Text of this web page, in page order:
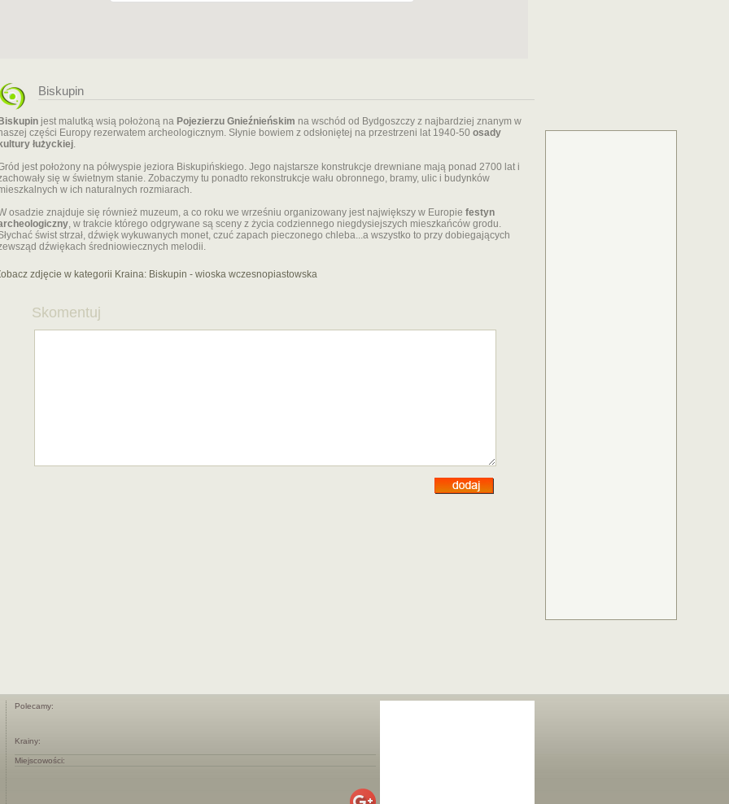
Biskupin
jest malutką wsią położoną na Pojezierzu Gnieźnieńskim na wschód od Bydgoszczy z najbardziej znanym w
części Europy rezerwatem archeologicznym. Słynie bowiem z odsłoniętej na przestrzeni lat 1940-50 osady
łużyckiej.
jest położony na półwyspie jeziora Biskupińskiego. Jego najstarsze konstrukcje drewniane mają ponad 2700 lat i
się w świetnym stanie. Zobaczymy tu ponadto rekonstrukcje wału obronnego, bramy, ulic i budynków
w ich naturalnych rozmiarach.
osadzie znajduje się również muzeum, a co roku we wrześniu organizowany jest największy w Europie festyn
, w trakcie którego odgrywane są sceny z życia codziennego niegdysiejszych mieszkańców grodu.
świst strzał, dźwięk wykuwanych monet, czuć zapach pieczonego chleba...a wszystko to przy dobiegających
dźwiękach średniowiecznych melodii.
zdjęcie w kategorii Kraina: Biskupin - wioska wczesnopiastowska
Skomentuj
Polecamy:
Krainy:
Miejscowości: